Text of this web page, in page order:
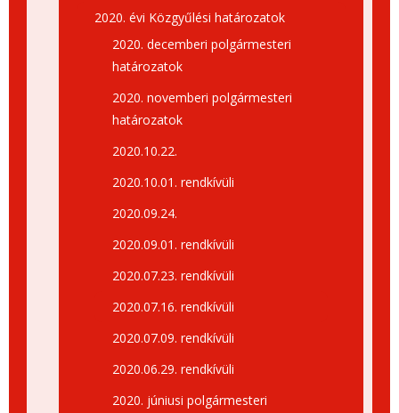
2020. évi Közgyűlési határozatok
2020. decemberi polgármesteri
határozatok
2020. novemberi polgármesteri
határozatok
2020.10.22.
2020.10.01. rendkívüli
2020.09.24.
2020.09.01. rendkívüli
2020.07.23. rendkívüli
2020.07.16. rendkívüli
2020.07.09. rendkívüli
2020.06.29. rendkívüli
2020. júniusi polgármesteri